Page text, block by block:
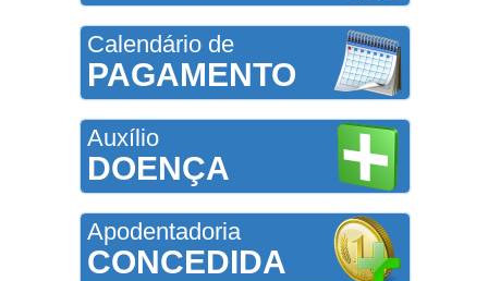
Calendário de
PAGAMENTO
Auxílio
DOENÇA
Apodentadoria
CONCEDIDA